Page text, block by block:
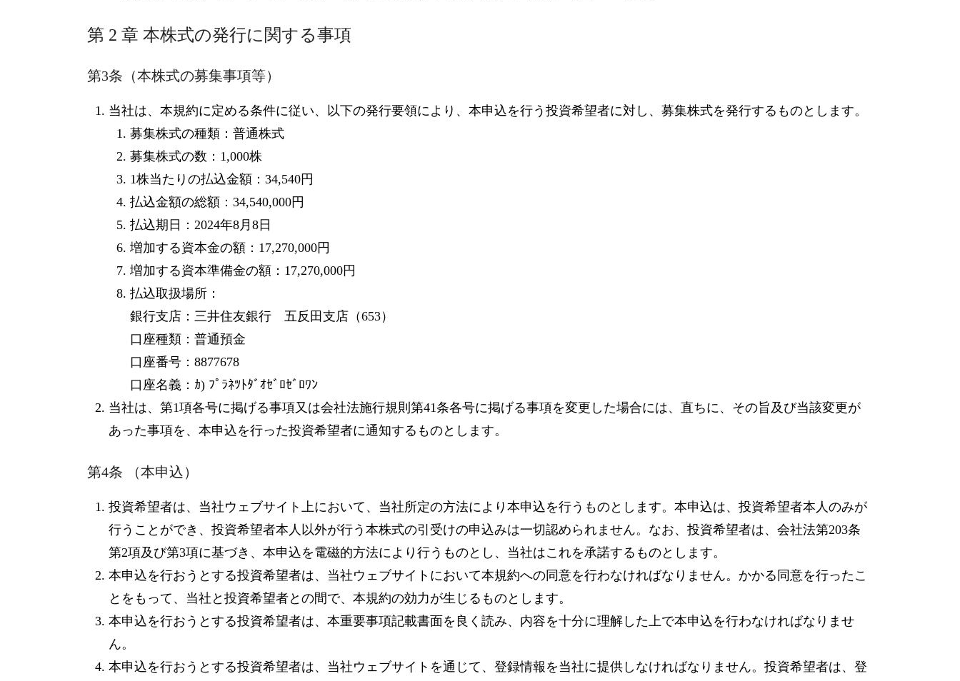
第 2 章 本株式の発行に関する事項
第3条（本株式の募集事項等）
当社は、本規約に定める条件に従い、以下の発行要領により、本申込を行う投資希望者に対し、募集株式を発行するものとします。
募集株式の種類：普通株式
募集株式の数：1,000株
1株当たりの払込金額：34,540円
払込金額の総額：34,540,000円
払込期日：2024年8月8日
増加する資本金の額：17,270,000円
増加する資本準備金の額：17,270,000円
払込取扱場所：
銀行支店：三井住友銀行 五反田支店（653）
口座種類：普通預金
口座番号：8877678
口座名義：ｶ) ﾌﾟﾗﾈﾂﾄﾀﾞｵｾﾞﾛｾﾞﾛﾜﾝ
当社は、第1項各号に掲げる事項又は会社法施行規則第41条各号に掲げる事項を変更した場合には、直ちに、その旨及び当該変更が
あった事項を、本申込を行った投資希望者に通知するものとします。
第4条 （本申込）
投資希望者は、当社ウェブサイト上において、当社所定の方法により本申込を行うものとします。本申込は、投資希望者本人のみが
行うことができ、投資希望者本人以外が行う本株式の引受けの申込みは一切認められません。なお、投資希望者は、会社法第203条
第2項及び第3項に基づき、本申込を電磁的方法により行うものとし、当社はこれを承諾するものとします。
本申込を行おうとする投資希望者は、当社ウェブサイトにおいて本規約への同意を行わなければなりません。かかる同意を行ったこ
とをもって、当社と投資希望者との間で、本規約の効力が生じるものとします。
本申込を行おうとする投資希望者は、本重要事項記載書面を良く読み、内容を十分に理解した上で本申込を行わなければなりませ
ん。
本申込を行おうとする投資希望者は、当社ウェブサイトを通じて、登録情報を当社に提供しなければなりません。投資希望者は、登